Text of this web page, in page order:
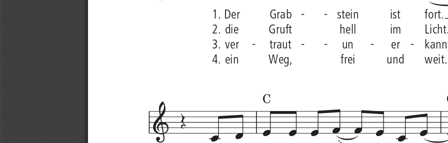
1. Der Grab --stein ist
fort.
2. die
Gruft hell im
Licht.
3.  ver
- traut --un - er -
4. ein
Weg, frei und weit.





















